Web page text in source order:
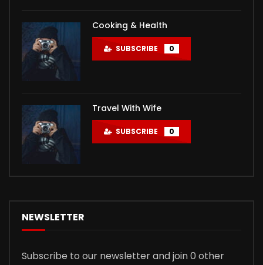
Cooking & Health
SUBSCRIBE 0
Travel With Wife
SUBSCRIBE 0
NEWSLETTER
Subscribe to our newsletter and join 0 other